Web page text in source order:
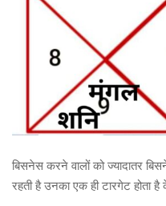
बिसनेस करने वालों को ज्यादातर
रहती है उनका एक ही टारगेट होता है